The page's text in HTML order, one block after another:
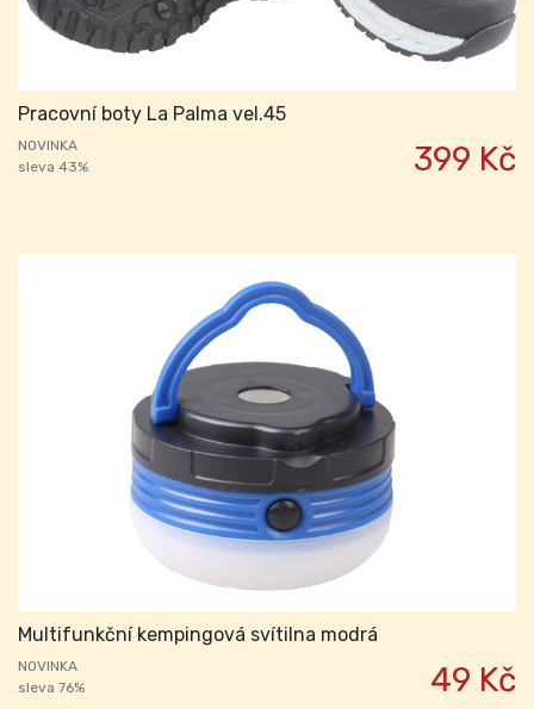
Pracovní boty La Palma vel.45
NOVINKA
sleva 43%
399 Kč
Multifunkční kempingová svítilna modrá
NOVINKA
sleva 76%
49 Kč